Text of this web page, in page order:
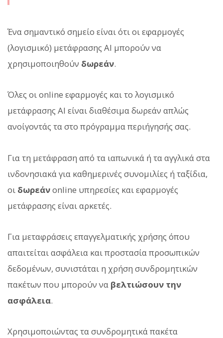
Ένα σημαντικό σημείο είναι ότι οι εφαρμογές
(λογισμικό) μετάφρασης AI μπορούν να
χρησιμοποιηθούν δωρεάν.
Όλες οι online εφαρμογές και το λογισμικό
μετάφρασης AI είναι διαθέσιμα δωρεάν απλώς
ανοίγοντάς τα στο πρόγραμμα περιήγησής σας.
Για τη μετάφραση από τα ιαπωνικά ή τα αγγλικά στα
ινδονησιακά για καθημερινές συνομιλίες ή ταξίδια,
οι δωρεάνonline υπηρεσίες και εφαρμογές
μετάφρασης είναι αρκετές.
Για μεταφράσεις επαγγελματικής χρήσης όπου
απαιτείται ασφάλεια και προστασία προσωπικών
δεδομένων, συνιστάται η χρήση συνδρομητικών
πακέτων που μπορούν να βελτιώσουν την
ασφάλεια.
Χρησιμοποιώντας τα συνδρομητικά πακέτα